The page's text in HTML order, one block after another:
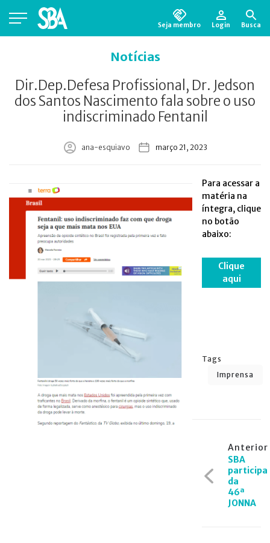
Seja membro Login Busca
Notícias
Dir.Dep.Defesa Profissional, Dr. Jedson
dos Santos Nascimento fala sobre o uso
indiscriminado Fentanil
ana-esquiavo março 21, 2023
Para acessar a
matéria na
íntegra, clique
no botão
abaixo:
Clique
aqui
Tags
Imprensa
Anterior
SBA
participa
da
46ª
JONNA